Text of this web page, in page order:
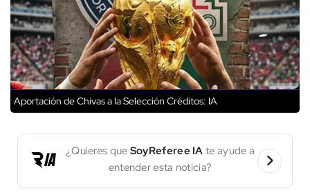
Aportación de Chivas a la Selección Créditos: IA
¿Quieres que SoyReferee IA te ayude a
entender esta noticia?